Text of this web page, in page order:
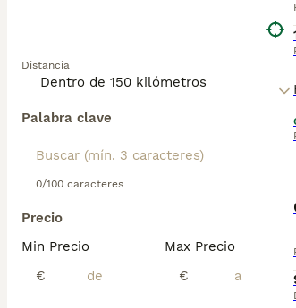
Distancia
Palabra clave
0/100 caracteres
Precio
Min Precio
€
Max Precio
€